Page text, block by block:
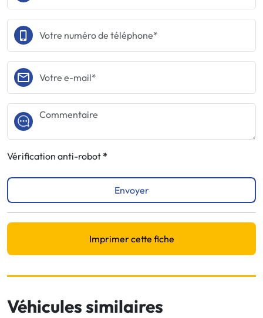
Vérification anti-robot
Envoyer
Imprimer cette fiche
Véhicules similaires